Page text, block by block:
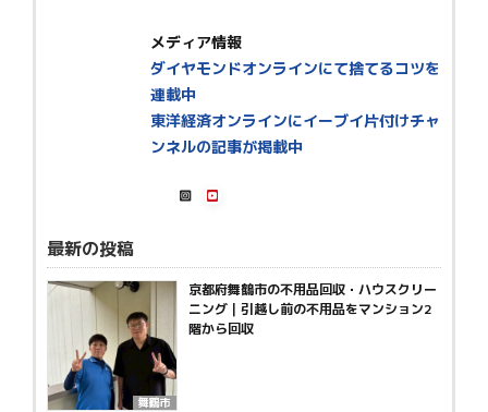
メディア情報
ダイヤモンドオンラインにて捨てるコツを
連載中
東洋経済オンラインにイーブイ片付けチャ
ンネルの記事が掲載中
最新の投稿
舞鶴市
京都府舞鶴市の不用品回収・ハウスクリー
ニング｜引越し前の不用品をマンション2
階から回収